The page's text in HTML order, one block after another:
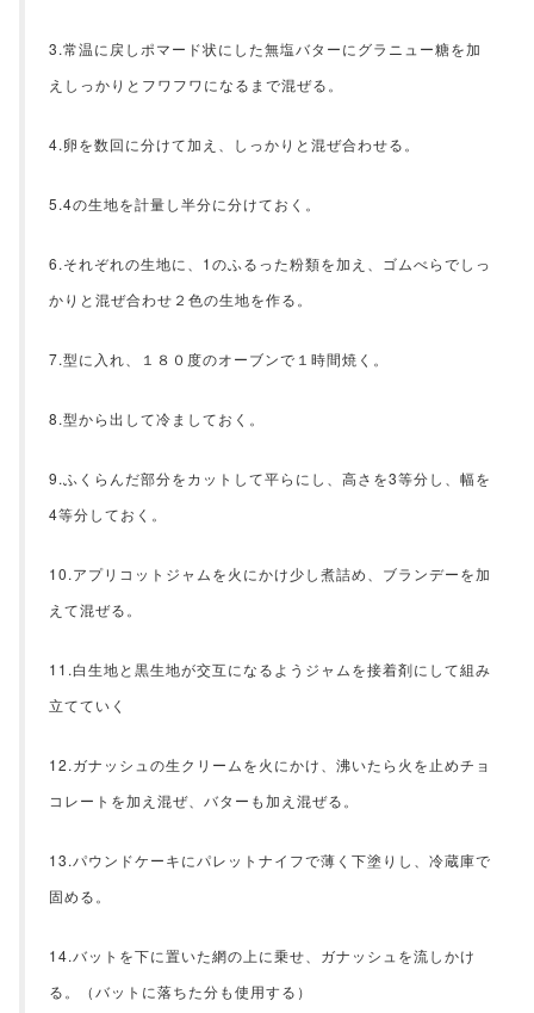
3.常温に戻しポマード状にした無塩バターにグラニュー糖を加
えしっかりとフワフワになるまで混ぜる。
4.卵を数回に分けて加え、しっかりと混ぜ合わせる。
5.4の生地を計量し半分に分けておく。
6.それぞれの生地に、1のふるった粉類を加え、ゴムべらでしっ
かりと混ぜ合わせ２色の生地を作る。
7.型に入れ、１８０度のオーブンで１時間焼く。
8.型から出して冷ましておく。
9.ふくらんだ部分をカットして平らにし、高さを3等分し、幅を
4等分しておく。
10.アプリコットジャムを火にかけ少し煮詰め、ブランデーを加
えて混ぜる。
11.白生地と黒生地が交互になるようジャムを接着剤にして組み
立てていく
12.ガナッシュの生クリームを火にかけ、沸いたら火を止めチョ
コレートを加え混ぜ、バターも加え混ぜる。
13.パウンドケーキにパレットナイフで薄く下塗りし、冷蔵庫で
固める。
14.バットを下に置いた網の上に乗せ、ガナッシュを流しかけ
る。（バットに落ちた分も使用する）